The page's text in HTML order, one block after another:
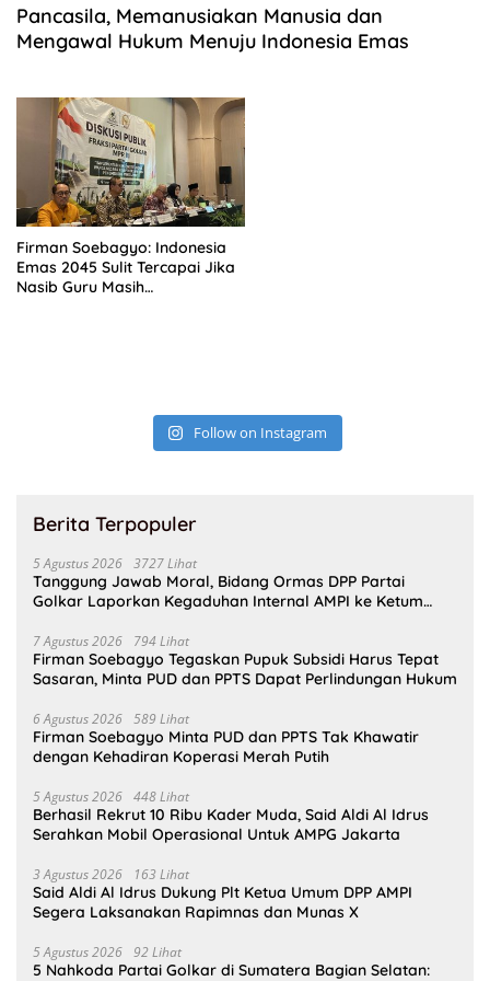
Pancasila, Memanusiakan Manusia dan
Mengawal Hukum Menuju Indonesia Emas
Firman Soebagyo: Indonesia
Emas 2045 Sulit Tercapai Jika
Nasib Guru Masih
Follow on Instagram
Berita Terpopuler
5 Agustus 2026 3727 Lihat
Tanggung Jawab Moral, Bidang Ormas DPP Partai
Golkar Laporkan Kegaduhan Internal AMPI ke Ketum
7 Agustus 2026 794 Lihat
Firman Soebagyo Tegaskan Pupuk Subsidi Harus Tepat
Sasaran, Minta PUD dan PPTS Dapat Perlindungan Hukum
6 Agustus 2026 589 Lihat
Firman Soebagyo Minta PUD dan PPTS Tak Khawatir
dengan Kehadiran Koperasi Merah Putih
5 Agustus 2026 448 Lihat
Berhasil Rekrut 10 Ribu Kader Muda, Said Aldi Al Idrus
Serahkan Mobil Operasional Untuk AMPG Jakarta
3 Agustus 2026 163 Lihat
Said Aldi Al Idrus Dukung Plt Ketua Umum DPP AMPI
Segera Laksanakan Rapimnas dan Munas X
5 Agustus 2026 92 Lihat
5 Nahkoda Partai Golkar di Sumatera Bagian Selatan: